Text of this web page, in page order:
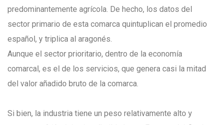
predominantemente agrícola. De hecho, los datos del
sector primario de esta comarca quintuplican el promedio
español, y triplica al aragonés.
Aunque el sector prioritario, dentro de la economía
comarcal, es el de los servicios, que genera casi la mitad
del valor añadido bruto de la comarca.
Si bien, la industria tiene un peso relativamente alto y